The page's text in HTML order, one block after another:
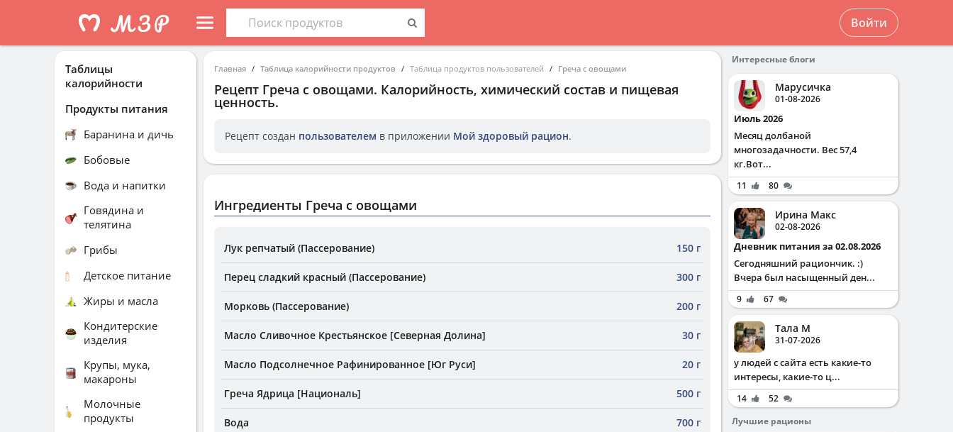
Войти
Главная Таблица калорийности продуктов Таблица продуктов пользователей Греча с овощами
Рецепт Греча с овощами. Калорийность, химический состав и пищевая
ценность.
Рецепт создан пользователем в приложении Мой здоровый рацион.
Ингредиенты Греча с овощами
Лук репчатый (Пассерование) 150 г
Перец сладкий красный (Пассерование) 300 г
Морковь (Пассерование) 200 г
Масло Сливочное Крестьянское [Северная Долина] 30 г
Масло Подсолнечное Рафинированное [Юг Руси] 20 г
Греча Ядрица [Националь] 500 г
Вода 700 г
Таблицы
калорийности
Продукты питания
Баранина и дичь
Бобовые
Вода и напитки
Говядина и
телятина
Грибы
Детское питание
Жиры и масла
Кондитерские
изделия
Крупы, мука,
макароны
Молочные
продукты
Интересные блоги
Марусичка
01-08-2026
Июль 2026
Месяц долбаной
многозадачности. Вес 57,4
кг.Вот...
11 80
Ирина Макс
02-08-2026
Дневник питания за 02.08.2026
Сегодняшний рациончик. :)
Вчера был насыщенный ден...
9 67
Тала М
31-07-2026
у людей с сайта есть какие-то
интересы, какие-то ц...
14
52
Лучшие рационы